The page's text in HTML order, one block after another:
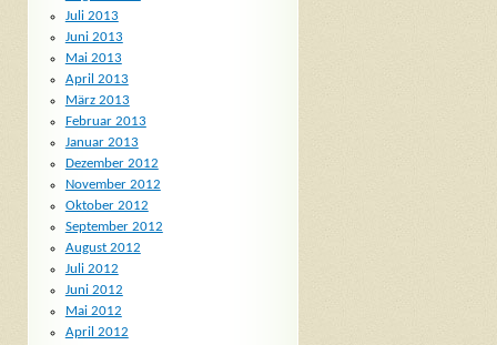
Juli 2013
Juni 2013
Mai 2013
April 2013
März 2013
Februar 2013
Januar 2013
Dezember 2012
November 2012
Oktober 2012
September 2012
August 2012
Juli 2012
Juni 2012
Mai 2012
April 2012